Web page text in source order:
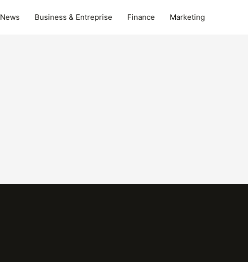
News Business & Entreprise Finance Marketing